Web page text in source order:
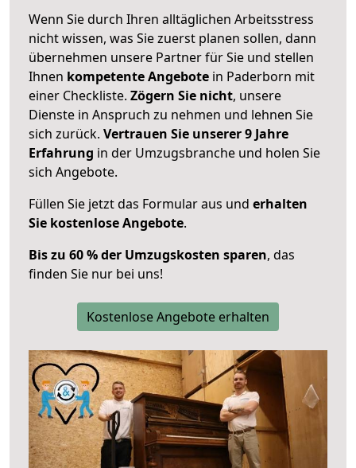
Wenn Sie durch Ihren alltäglichen Arbeitsstress
nicht wissen, was Sie zuerst planen sollen, dann
übernehmen unsere Partner für Sie und stellen
Ihnen kompetente Angebote in Paderborn mit
einer Checkliste. Zögern Sie nicht, unsere
Dienste in Anspruch zu nehmen und lehnen Sie
sich zurück. Vertrauen Sie unserer 9 Jahre
Erfahrung in der Umzugsbranche und holen Sie
sich Angebote.
Füllen Sie jetzt das Formular aus und erhalten
Sie kostenlose Angebote.
Bis zu 60 % der Umzugskosten sparen, das
finden Sie nur bei uns!
Kostenlose Angebote erhalten